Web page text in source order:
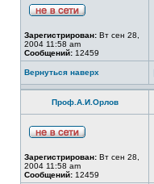
Зарегистрирован: Вт сен 28,
2004 11:58 am
Сообщений: 12459
Вернуться наверх
Проф.А.И.Орлов
Зарегистрирован: Вт сен 28,
2004 11:58 am
Сообщений: 12459